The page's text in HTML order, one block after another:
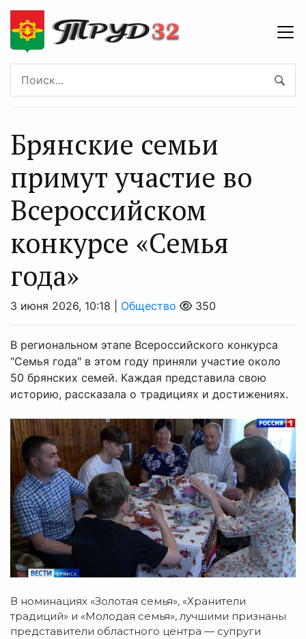
Брянские семьи
примут участие во
Всероссийском
конкурсе «Семья
года»
3 июня 2026, 10:18 | Общество 350
В региональном этапе Всероссийского конкурса
"Семья года" в этом году приняли участие около
50 брянских семей. Каждая представила свою
историю, рассказала о традициях и достижениях.
В номинациях «Золотая семья», «Хранители
традиций» и «Молодая семья», лучшими признаны
представители областного центра — супруги